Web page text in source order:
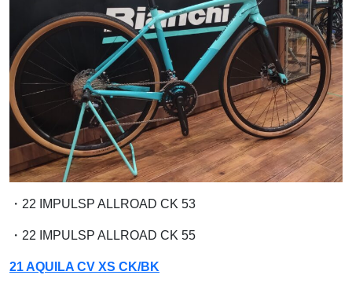
・22 IMPULSP ALLROAD CK 53
・22 IMPULSP ALLROAD CK 55
21 AQUILA CV XS CK/BK